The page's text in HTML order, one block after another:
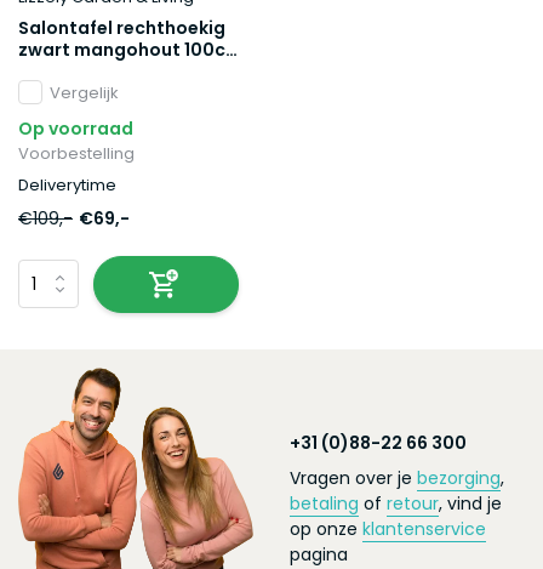
Salontafel rechthoekig
zwart mangohout 100cm
Vergelijk
Op voorraad
Voorbestelling
Deliverytime
€109,- €69,-
+31 (0)88-22 66 300
Vragen over je bezorging,
betaling of retour, vind je
op onze klantenservice
pagina